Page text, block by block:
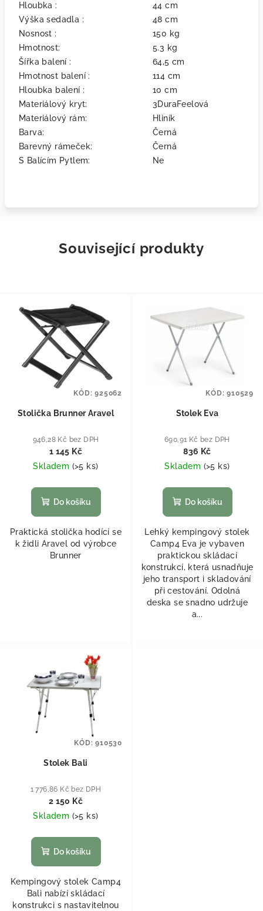
Hloubka :
44 cm
Výška sedadla :
48 cm
Nosnost :
150 kg
Hmotnost:
5.3 kg
Šířka balení :
64,5 cm
Hmotnost balení :
114 cm
Hloubka balení :
10 cm
Materiálový kryt:
3DuraFeelová
Materiálový rám:
Hliník
Barva:
Černá
Barevný rámeček:
Černá
S Balícím Pytlem:
Ne
Související produkty
Stolička Brunner Aravel
946,28 Kč bez DPH
1 145 Kč
Skladem (>5 ks)
Do košíku
Praktická stolička hodící se
k židli Aravel od výrobce
Brunner
KÓD:925062
Stolek Eva
690,91 Kč bez DPH
836 Kč
Skladem (>5 ks)
Do košíku
Lehký kempingový stolek
Camp4 Eva je vybaven
praktickou skládací
konstrukcí, která usnadňuje
jeho transport i skladování
při cestování. Odolná
deska se snadno udržuje
a...
KÓD:910529
Stolek Bali
1 776,86 Kč bez DPH
2 150 Kč
Skladem (>5 ks)
Do košíku
Kempingový stolek Camp4
Bali nabízí skládací
konstrukci s nastavitelnou
KÓD:910530